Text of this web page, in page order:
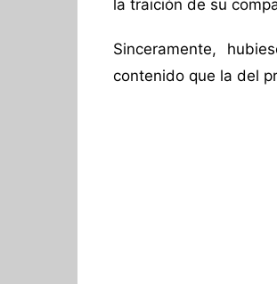
la traición de su
Sinceramente,
contenido que la del